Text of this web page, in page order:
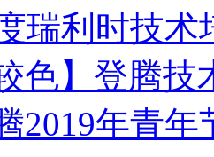
瑞利时技
色】登腾
2019年青